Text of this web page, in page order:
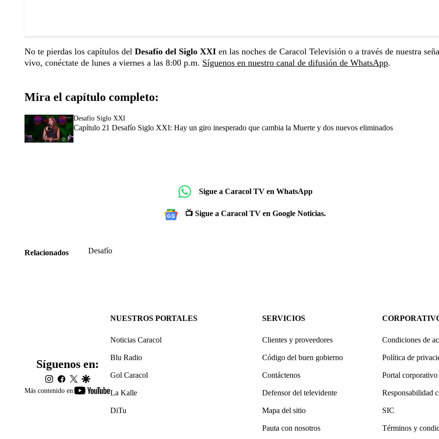
No te pierdas los capítulos del Desafío del Siglo XXI en las noches de Caracol Televisión o a través de nuestra
vivo, conéctate de lunes a viernes a las 8:00 p.m. Síguenos en nuestro canal de difusión de WhatsApp.
Mira el capítulo completo:
Desafío Siglo XXI
Capítulo 21 Desafío Siglo XXI: Hay un giro inesperado que cambia la Muerte y dos nuevos eliminados
Sigue a Caracol TV en WhatsApp
📺 Sigue a Caracol TV en Google Noticias.
Relacionados Desafío
Más contenido en
youtube-
Síguenos en:
instagram
facebook
twittergoogle
NUESTROS PORTALES
Noticias Caracol
Blu Radio
Gol Caracol
La Kalle
DiTu
SERVICIOS
Clientes y proveedores
Código del buen gobierno
Contáctenos
Defensor del televidente
Mapa del sitio
Pauta con nosotros
Condiciones de
Política de
Portal corporativo
Responsabilidad
SIC
Términos y